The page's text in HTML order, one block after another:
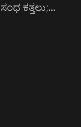
ಕತ್ತಲು;…